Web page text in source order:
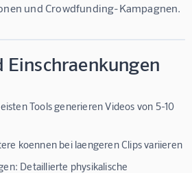
und Crowdfunding-Kampagnen.
Tools generieren Videos von 5-10
koennen bei laengeren Clips variieren
Detaillierte physikalische